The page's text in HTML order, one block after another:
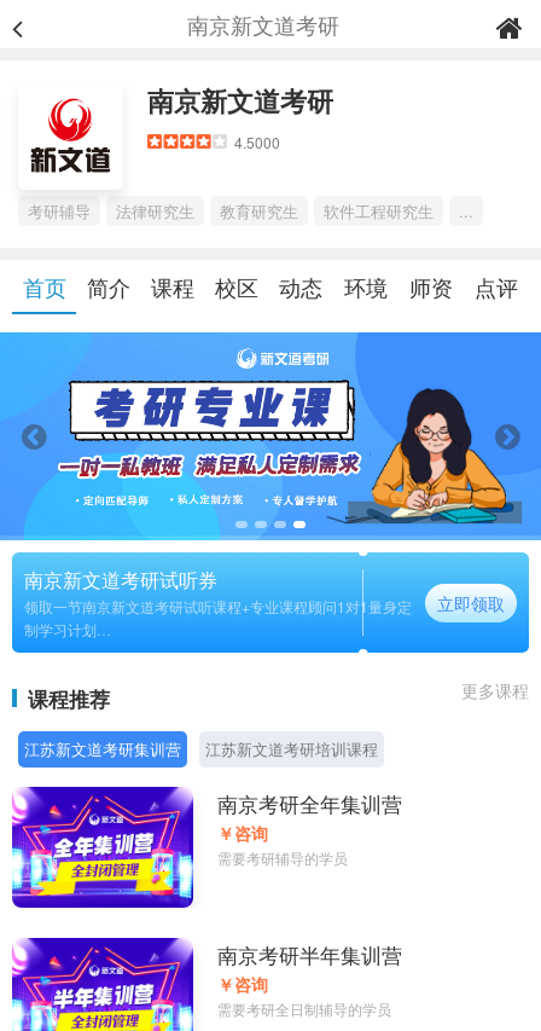
南京新文道考研
南京新文道考研
4.5000
考研辅导 法律研究生 教育研究生 软件工程研究生 ...
首页 简介 课程 校区 动态 环境 师资 点评
南京新文道考研试听券
领取一节南京新文道考研试听课程+专业课程顾问1对1量身定
制学习计划
长期
立即领取
课程推荐 更多课程
江苏新文道考研集训营 江苏新文道考研培训课程
南京考研全年集训营
￥咨询
需要考研辅导的学员
南京考研半年集训营
￥咨询
需要考研全日制辅导的学员